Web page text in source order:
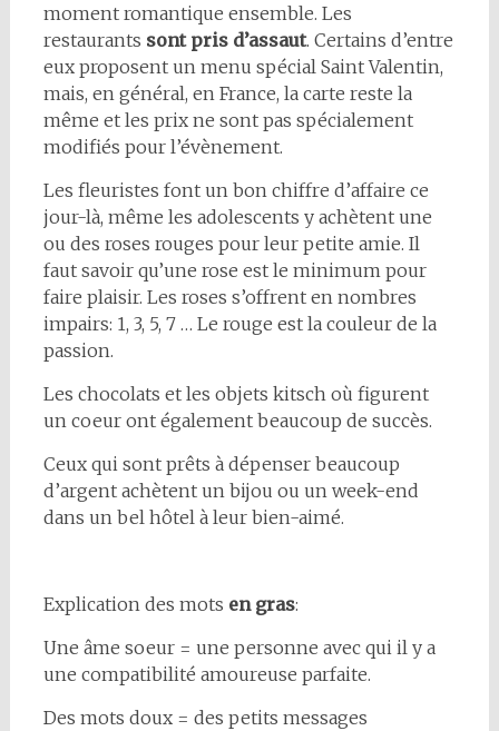
moment romantique ensemble. Les
restaurants sont pris d’assaut. Certains d’entre
eux proposent un menu spécial Saint Valentin,
mais, en général, en France, la carte reste la
même et les prix ne sont pas spécialement
modifiés pour l’évènement.
Les fleuristes font un bon chiffre d’affaire ce
jour-là, même les adolescents y achètent une
ou des roses rouges pour leur petite amie. Il
faut savoir qu’une rose est le minimum pour
faire plaisir. Les roses s’offrent en nombres
impairs: 1, 3, 5, 7 … Le rouge est la couleur de la
passion.
Les chocolats et les objets kitsch où figurent
un coeur ont également beaucoup de succès.
Ceux qui sont prêts à dépenser beaucoup
d’argent achètent un bijou ou un week-end
dans un bel hôtel à leur bien-aimé.
Explication des mots en gras:
Une âme soeur = une personne avec qui il y a
une compatibilité amoureuse parfaite.
Des mots doux = des petits messages